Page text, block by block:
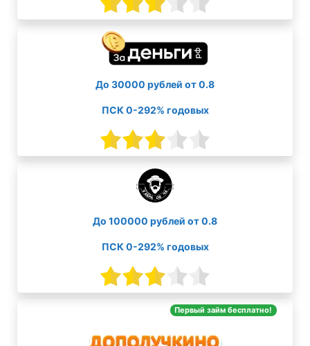
До 30000 рублей от 0.8
ПСК 0-292% годовых
До 100000 рублей от 0.8
ПСК 0-292% годовых
Первый займ бесплатно!